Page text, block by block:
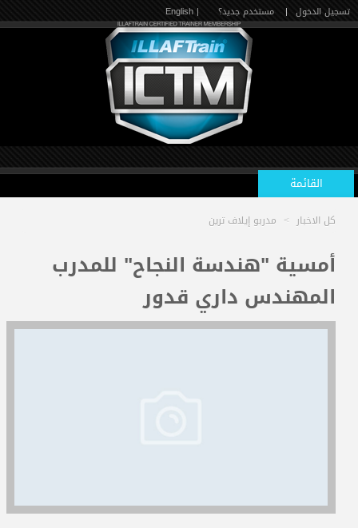
تسجيل الدخول | مستخدم جديد؟ | English
القائمة
الرئيسية
الدورات القادمة
كل الاخبار > مدربو إيلاف ترين
أمسية "هندسة النجاح" للمدرب
المهندس داري قدور